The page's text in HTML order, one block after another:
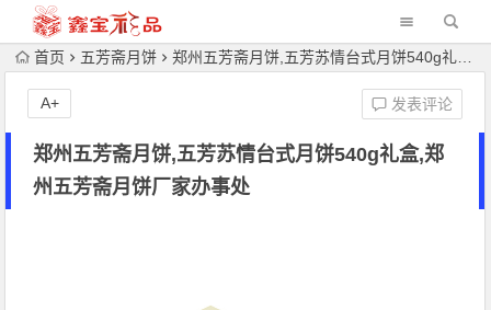
首页 五芳斋月饼 郑州五芳斋月饼,五芳苏情台式月饼540g礼盒,郑州五芳斋月饼厂家办事处
郑州五芳斋月饼,五芳苏情台式月饼540g礼盒,郑
州五芳斋月饼厂家办事处
发表评论
A+